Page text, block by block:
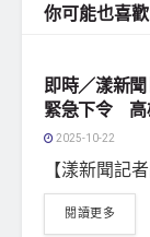
你可能也喜歡
即時／漾新
緊急下令 高
2025-10-22
【漾新聞記
閱讀更多